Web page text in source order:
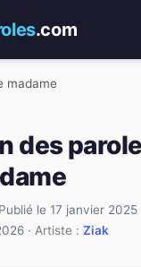
.com
madame
des
Publié le 17 janvier 2025
· Artiste : Ziak